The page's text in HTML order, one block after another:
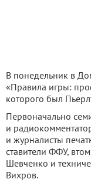
В понедельник в
«Правила игры:
которого был
Первона­чально
и
и журналисты
ставители ФФУ,
Шевченко и
Вихров.